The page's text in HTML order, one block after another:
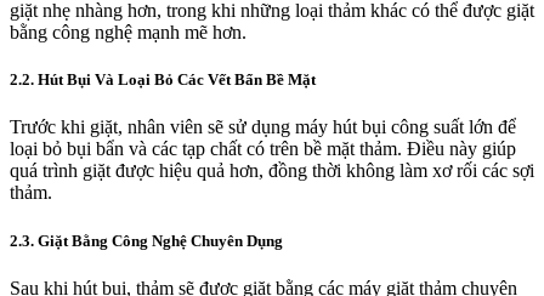
giặt nhẹ nhàng hơn, trong khi những loại thảm khác có thể được giặt
bằng công nghệ mạnh mẽ hơn.
2.2. Hút Bụi Và Loại Bỏ Các Vết Bẩn Bề Mặt
Trước khi giặt, nhân viên sẽ sử dụng máy hút bụi công suất lớn để
loại bỏ bụi bẩn và các tạp chất có trên bề mặt thảm. Điều này giúp
quá trình giặt được hiệu quả hơn, đồng thời không làm xơ rối các sợi
thảm.
2.3. Giặt Bằng Công Nghệ Chuyên Dụng
Sau khi hút bụi, thảm sẽ được giặt bằng các máy giặt thảm chuyên